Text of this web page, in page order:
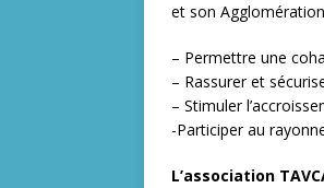
et son
– Permettre une
– Rassurer et
– Stimuler
-Participer au
L’association